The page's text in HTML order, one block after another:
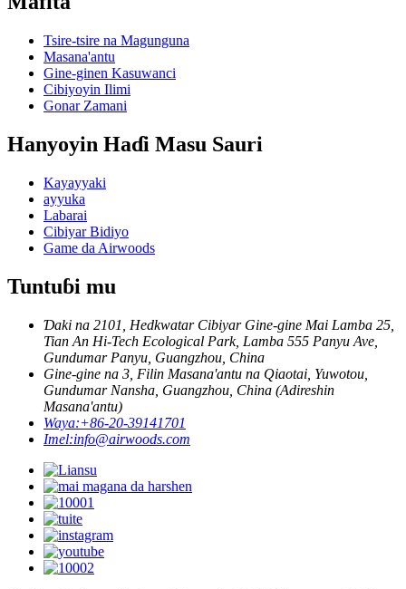
Tsire-tsire na Magunguna
Masana'antu
Gine-ginen Kasuwanci
Cibiyoyin Ilimi
Gonar Zamani
Hanyoyin Haɗi Masu Sauri
Kayayyaki
ayyuka
Labarai
Cibiyar Bidiyo
Game da Airwoods
Tuntuɓi mu
Ɗaki na 2101, Hedkwatar Cibiyar Gine-gine Mai Lamba 25,
Tian An Hi-Tech Ecological Park, Lamba 555 Panyu Ave,
Gundumar Panyu, Guangzhou, China
Gine-gine na 3, Filin Masana'antu na Qiaotai, Yuwotou,
Gundumar Nansha, Guangzhou, China (Adireshin
Masana'antu)
Waya:+86-20-39141701
Imel:info@airwoods.com